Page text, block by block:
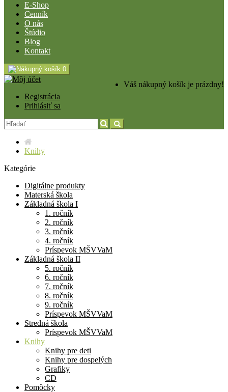
E-Shop
Cenník
O nás
Štúdio
Blog
Kontakt
0
Váš nákupný košík je prázdny!
Registrácia
Prihlásiť sa
Knihy
Kategórie
Digitálne produkty
Materská škola
Základná škola I
1. ročník
2. ročník
3. ročník
4. ročník
Príspevok MŠVVaM
Základná škola II
5. ročník
6. ročník
7. ročník
8. ročník
9. ročník
Príspevok MŠVVaM
Stredná škola
Príspevok MŠVVaM
Knihy
Knihy pre deti
Knihy pre dospelých
Grafiky
CD
Pomôcky